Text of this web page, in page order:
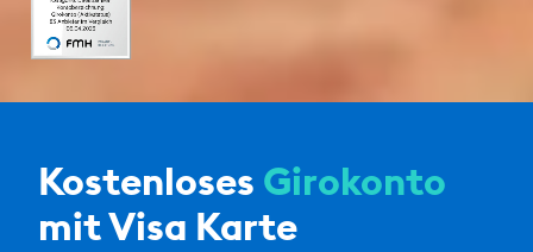
Kostenloses Girokonto
mit Visa Karte